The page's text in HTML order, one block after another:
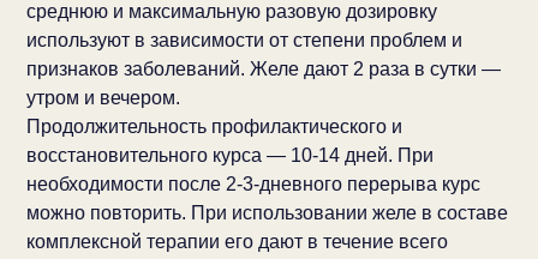
среднюю и максимальную разовую дозировку
используют в зависимости от степени проблем и
признаков заболеваний. Желе дают 2 раза в сутки —
утром и вечером.
Продолжительность профилактического и
восстановительного курса — 10-14 дней. При
необходимости после 2-3-дневного перерыва курс
можно повторить. При использовании желе в составе
комплексной терапии его дают в течение всего